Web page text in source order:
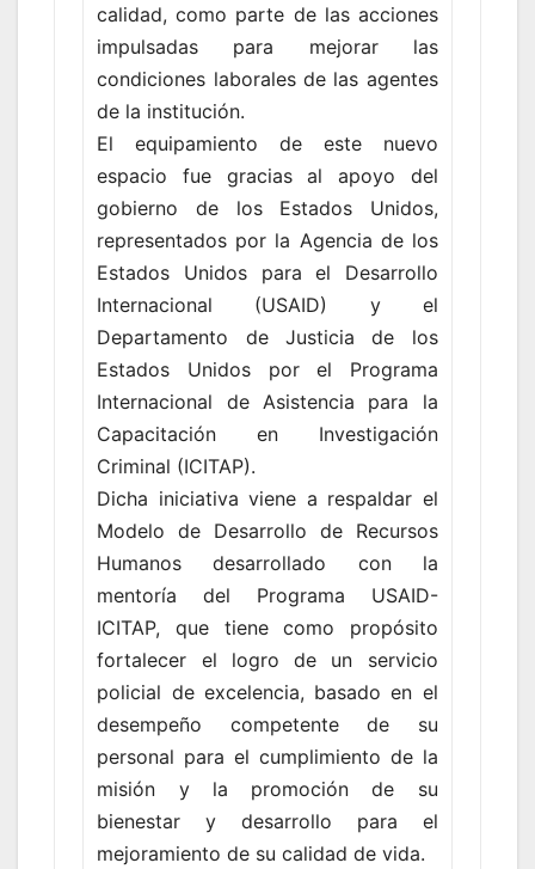
calidad, como parte de las acciones
impulsadas para mejorar las
condiciones laborales de las agentes
de la institución.
El equipamiento de este nuevo
espacio fue gracias al apoyo del
gobierno de los Estados Unidos,
representados por la Agencia de los
Estados Unidos para el Desarrollo
Internacional (USAID) y el
Departamento de Justicia de los
Estados Unidos por el Programa
Internacional de Asistencia para la
Capacitación en Investigación
Criminal (ICITAP).
Dicha iniciativa viene a respaldar el
Modelo de Desarrollo de Recursos
Humanos desarrollado con la
mentoría del Programa USAID-
ICITAP, que tiene como propósito
fortalecer el logro de un servicio
policial de excelencia, basado en el
desempeño competente de su
personal para el cumplimiento de la
misión y la promoción de su
bienestar y desarrollo para el
mejoramiento de su calidad de vida.